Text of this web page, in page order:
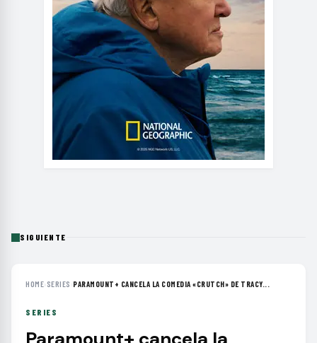
SIGUIENTE
HOME› SERIES ›PARAMOUNT+ CANCELA LA COMEDIA «CRUTCH» DE TRACY...
SERIES